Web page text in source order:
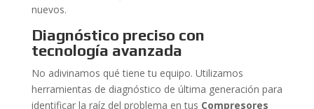
nuevos.
Diagnóstico preciso con
tecnología avanzada
No adivinamos qué tiene tu equipo. Utilizamos
herramientas de diagnóstico de última generación para
identificar la raíz del problema en tus Compresores